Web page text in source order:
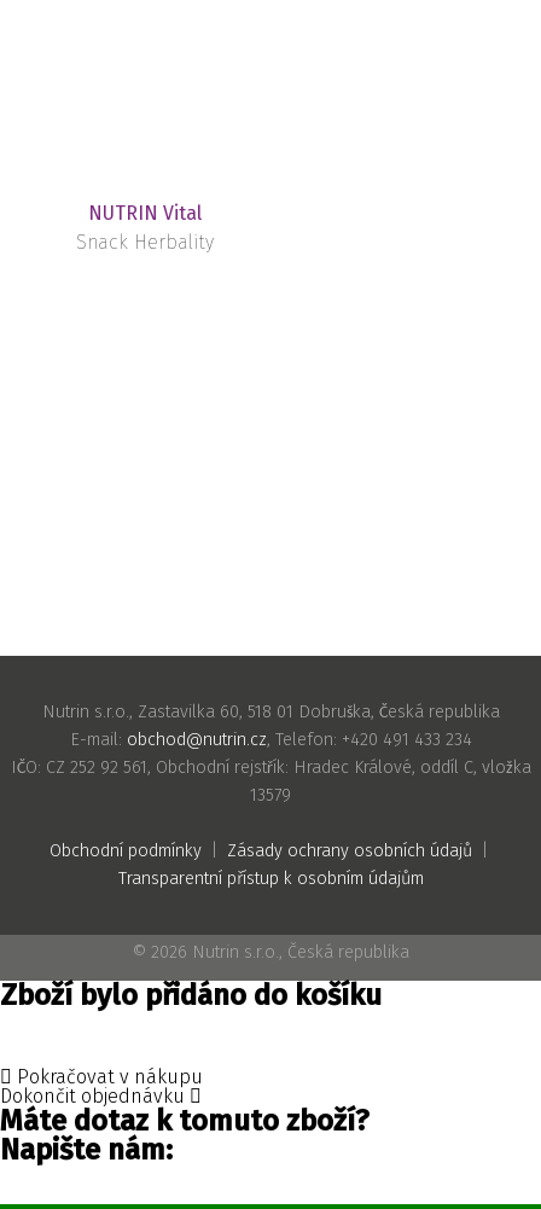
NUTRIN Vital
Snack Herbality
Nutrin s.r.o., Zastavilka 60, 518 01 Dobruška, Česká republika
E-mail: obchod@nutrin.cz, Telefon: +420 491 433 234
IČO: CZ 252 92 561, Obchodní rejstřík: Hradec Králové, oddíl C, vložka
13579
Obchodní podmínky| Zásady ochrany osobních údajů
Transparentní přístup k osobním údajům
© 2026 Nutrin s.r.o., Česká republika
Zboží bylo přidáno do košíku
Pokračovat v nákupu
Dokončit objednávku
Máte dotaz k tomuto zboží?
Napište nám: